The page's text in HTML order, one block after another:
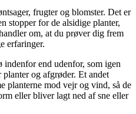
frugter og blomster. Det er
stopper for de alsidige planter,
om, at du prøver dig frem
erfaringer.
indenfor end udenfor, som igen
og afgrøder. Et andet
planterne mod vejr og vind, så de
eller bliver lagt ned af sne eller